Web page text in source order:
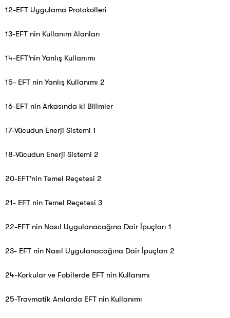
12-EFT Uygulama Protokolleri
13-EFT nin Kullanım Alanları
14-EFT’nin Yanlış Kullanımı
15- EFT nin Yanlış Kullanımı 2
16-EFT nin Arkasında ki Bilimler
17-Vücudun Enerji Sistemi 1
18-Vücudun Enerji Sistemi 2
20-EFT’nin Temel Reçetesi 2
21- EFT nin Temel Reçetesi 3
22-EFT nin Nasıl Uygulanacağına Dair İpuçları 1
23- EFT nin Nasıl Uygulanacağına Dair İpuçları 2
24-Korkular ve Fobilerde EFT nin Kullanımı
25-Travmatik Anılarda EFT nin Kullanımı